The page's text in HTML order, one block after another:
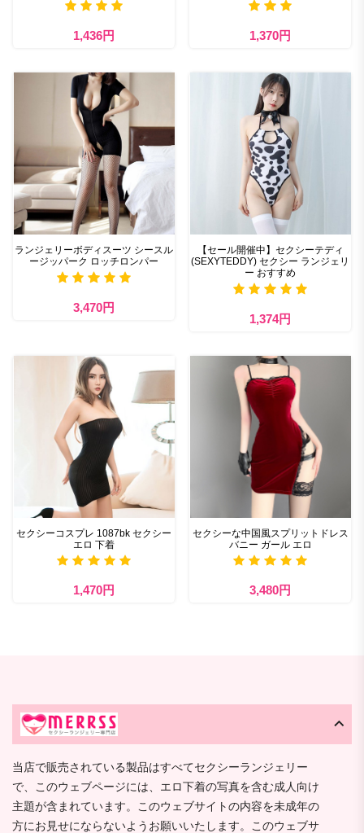
1,436円 1,370円
ランジェリーボディスーツ シースル
ージッパーク ロッチロンパー
3,470円
【セール開催中】セクシーテディ
(SEXYTEDDY) セクシー ランジェリ
ー おすすめ
1,374円
セクシーコスプレ 1087bk セクシー
エロ 下着
1,470円
セクシーな中国風スプリットドレス
バニー ガール エロ
3,480円
当店で販売されている製品はすべてセクシーランジェリー
で、このウェブページには、エロ下着の写真を含む成人向け
主題が含まれています。このウェブサイトの内容を未成年の
方にお見せにならないようお願いいたします。このウェブサ